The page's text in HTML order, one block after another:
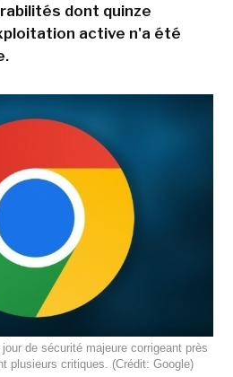
dont quinze
active n'a été
de sécurité majeure corrigeant près
plusieurs critiques. (Crédit: Google)